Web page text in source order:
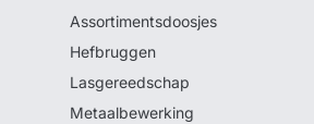
Assortimentsdoosjes
Hefbruggen
Lasgereedschap
Metaalbewerking